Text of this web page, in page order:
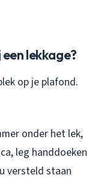
lekkage?
op je plafond.
onder het lek,
leg handdoeken
versteld staan